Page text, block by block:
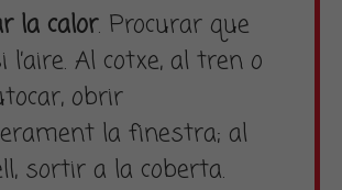
la calor. Procurar que
l’aire. Al cotxe, al tren o
obrir
la finestra; al
sortir a la coberta.